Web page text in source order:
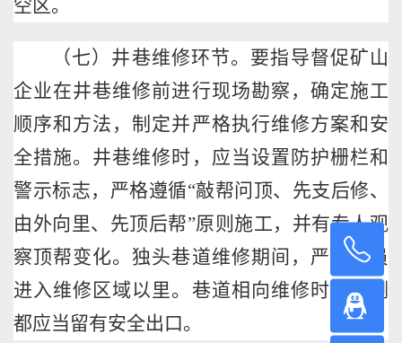
空区。
（七）井巷维修环节。要指导督促矿山
企业在井巷维修前进行现场勘察，确定施工
顺序和方法，制定并严格执行维修方案和安
全措施。井巷维修时，应当设置防护栅栏和
警示标志，严格遵循“敲帮问顶、先支后修、
由外向里、先顶后帮”原则施工，并有专人观
察顶帮变化。独头巷道维修期间，严禁人员
进入维修区域以里。巷道相向维修时，两侧
都应当留有安全出口。